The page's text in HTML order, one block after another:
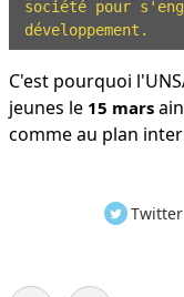
société pour
développement.
C'est pourquoi
jeunes le 15 mars
comme au plan
Twitter